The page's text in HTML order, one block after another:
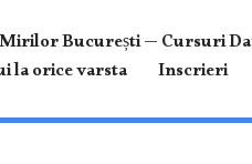
București — Cursuri
la orice varsta Inscrieri